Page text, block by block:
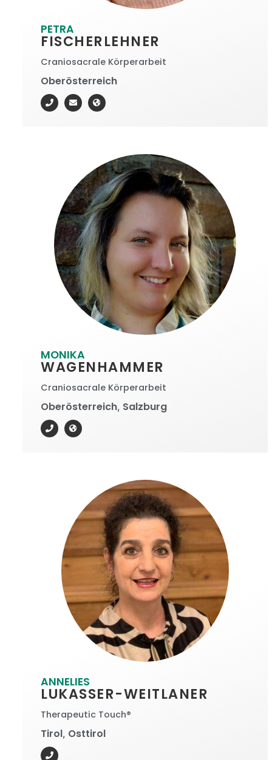
PETRA
FISCHERLEHNER
Craniosacrale Körperarbeit
Oberösterreich
MONIKA
WAGENHAMMER
Craniosacrale Körperarbeit
Oberösterreich, Salzburg
ANNELIES
LUKASSER-WEITLANER
Therapeutic Touch®
Tirol, Osttirol